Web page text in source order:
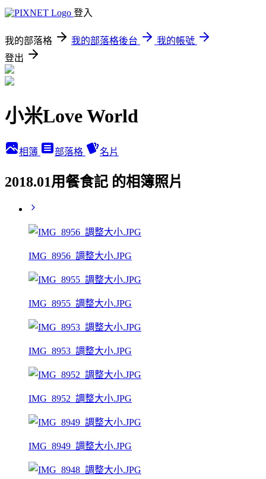
登入
我的部落格 我的部落格後台
我的帳號
登出
小米Love World
相簿 部落格 名片
2018.01用餐食記 的相簿照片
IMG_8956_調整大小.JPG
IMG_8955_調整大小.JPG
IMG_8953_調整大小.JPG
IMG_8952_調整大小.JPG
IMG_8949_調整大小.JPG